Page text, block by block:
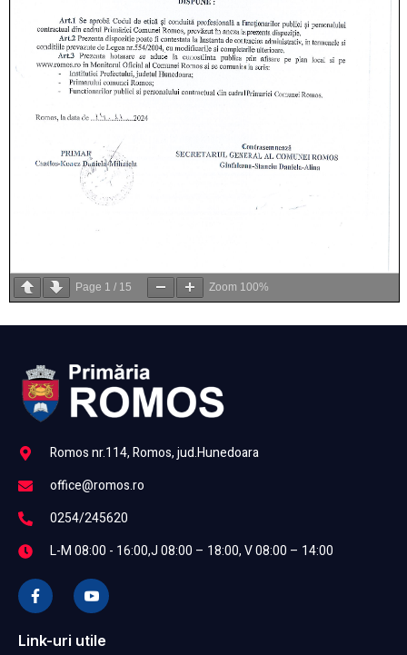
Page 1 / 15 Zoom 100%
Romos nr.114, Romos, jud.Hunedoara
office@romos.ro
0254/245620
L-M 08:00 - 16:00,J 08:00 – 18:00, V 08:00 – 14:00
Link-uri utile